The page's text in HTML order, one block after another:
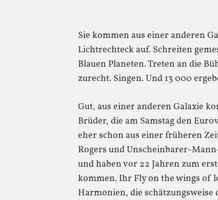
Sie kommen aus einer anderen
Lichtrechteck auf. Schreiten
Blauen Planeten. Treten an die
zurecht. Singen. Und 13 000
Gut, aus einer anderen Galaxie
Brüder, die am Samstag den
eher schon aus einer früheren
Rogers und Unscheinbarer-
und haben vor 22 Jahren zum
kommen. Ihr Fly on the wings of
Harmonien, die